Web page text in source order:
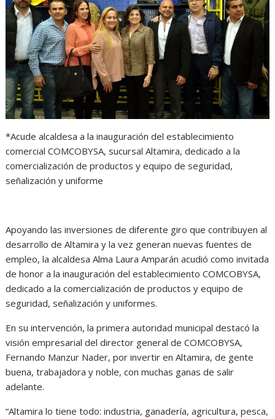
A
p
p
o
o
k
n
g
e
r
r
a
m
*Acude alcaldesa a la inauguración del establecimiento
comercial COMCOBYSA, sucursal Altamira,dedicado a la
comercialización de productos y equipo de seguridad,
señalización y uniforme
Apoyando las inversiones de diferente giro que contribuyen al
desarrollo de Altamira y la vez generan nuevas fuentes de
empleo, la alcaldesa Alma Laura Amparán acudió como invitada
de honor a la inauguración del establecimiento COMCOBYSA,
dedicado a la comercialización de productos y equipo de
seguridad, señalización y uniformes.
En su intervención, la primera autoridad municipal destacó la
visión empresarial del director general de COMCOBYSA,
Fernando Manzur Nader, por invertir en Altamira, de gente
buena, trabajadora y noble, con muchas ganas de salir
adelante.
“Altamira lo tiene todo: industria, ganadería, agricultura, pesca,